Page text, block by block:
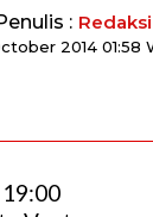
: Redaksi
2014 01:58